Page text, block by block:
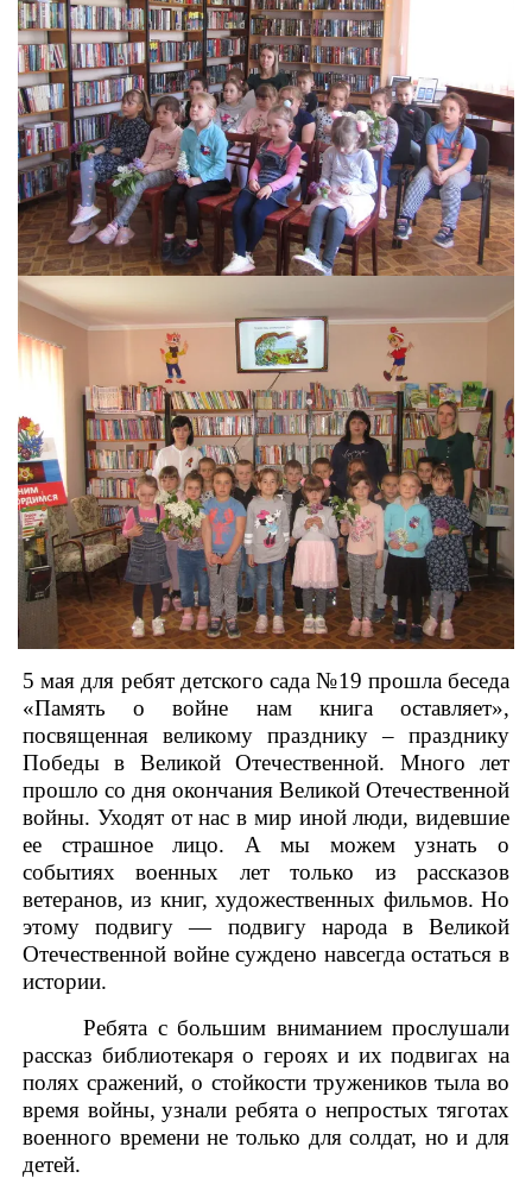
5 мая для ребят детского сада №19 прошла беседа
«Память о войне нам книга оставляет»,
посвященная великому празднику – празднику
Победы в Великой Отечественной. Много лет
прошло со дня окончания Великой Отечественной
войны. Уходят от нас в мир иной люди, видевшие
ее страшное лицо. А мы можем узнать о
событиях военных лет только из рассказов
ветеранов, из книг, художественных фильмов. Но
этому подвигу — подвигу народа в Великой
Отечественной войне суждено навсегда остаться в
истории.
Ребята с большим вниманием прослушали
рассказ библиотекаря о героях и их подвигах на
полях сражений, о стойкости тружеников тыла во
время войны, узнали ребята о непростых тяготах
военного времени не только для солдат, но и для
детей.